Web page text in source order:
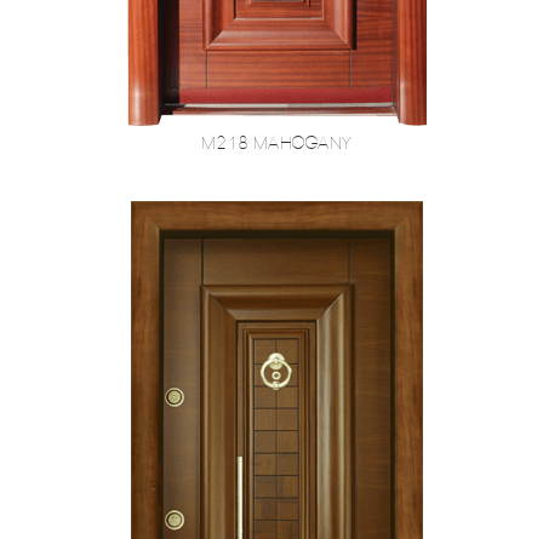
M218 Mahogany